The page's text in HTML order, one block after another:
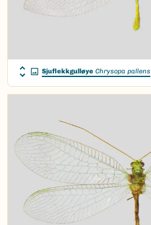
Sjuflekkgulløye Chrysopa pallens